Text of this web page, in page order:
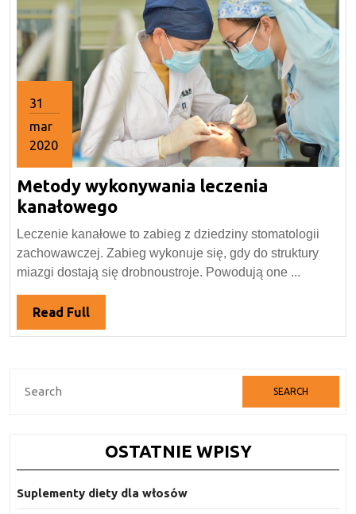
31
mar
2020
marca
2020
Metody wykonywania leczenia
kanałowego
wykonywania
leczenia
kanałowego
Leczenie kanałowe to zabieg z dziedziny stomatologii
zachowawczej. Zabieg wykonuje się, gdy do struktury
miazgi dostają się drobnoustroje. Powodują one ...
Read Full
Full
OSTATNIE WPISY
Suplementy diety dla włosów